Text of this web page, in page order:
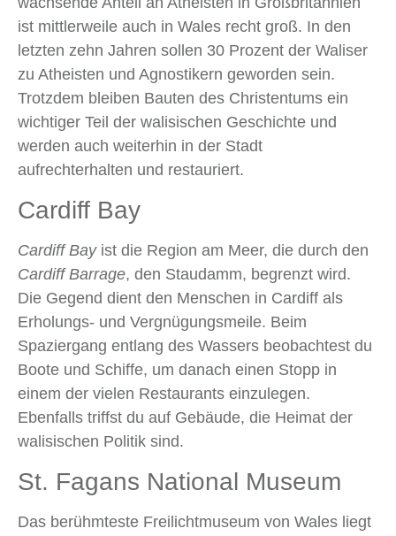
ist mittlerweile auch in Wales recht groß. In den
letzten zehn Jahren sollen 30 Prozent der Waliser
zu Atheisten und Agnostikern geworden sein.
Trotzdem bleiben Bauten des Christentums ein
wichtiger Teil der walisischen Geschichte und
werden auch weiterhin in der Stadt
aufrechterhalten und restauriert.
Cardiff Bay
Cardiff Bayist die Region am Meer, die durch den
Cardiff Barrage, den Staudamm, begrenzt wird.
Die Gegend dient den Menschen in Cardiff als
Erholungs- und Vergnügungsmeile. Beim
Spaziergang entlang des Wassers beobachtest du
Boote und Schiffe, um danach einen Stopp in
einem der vielen Restaurants einzulegen.
Ebenfalls triffst du auf Gebäude, die Heimat der
walisischen Politik sind.
St. Fagans National Museum
Das berühmteste Freilichtmuseum von Wales liegt